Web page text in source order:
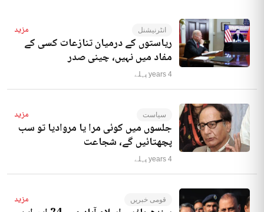
انٹرنیشنل مزید
ریاستوں کے درمیان تنازعات کسی کے
مفاد میں نہیں، چینی صدر
4 years پہلے
سیاست مزید
جلسوں میں کوئی مرا یا مروادیا تو سب
پچھتائیں گے، شجاعت
4 years پہلے
قومی خبریں مزید